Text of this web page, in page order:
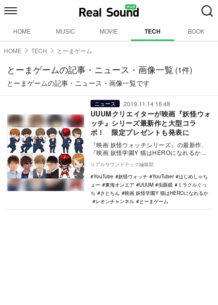
HOME MUSIC MOVIE TECH BOOK
HOME TECH とーまゲーム
とーまゲームの記事・ニュース・画像一覧 (1件)
とーまゲームの記事・ニュース・画像一覧です
ニュース 2019.11.14 16:48
UUUMクリエイターが映画『妖怪ウォ
ッチ』シリーズ最新作と大型コラ
ボ！ 限定プレゼントも発表に
『映画 妖怪ウォッチシリーズ』の最新作、
『映画 妖怪学園Y 猫はHEROになれるか』
（12月13日全国公開） の劇場公開記念コ
ラ…
リアルサウンドテック編集部
YouTube
妖怪ウォッチ YouTuber
はじめしゃち
ょー
東海オンエア UUUM 虫眼鏡
ミラクルぐっ
ち
さとちん
映画 妖怪学園Y 猫はHEROになれるか
レオンチャンネル
とーまゲーム